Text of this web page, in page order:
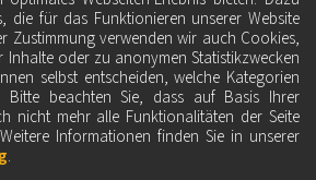
die für das Funktionieren unserer Website
Zustimmung verwenden wir auch Cookies,
Inhalte oder zu anonymen Statistikzwecken
selbst entscheiden, welche Kategorien
Bitte beachten Sie, dass auf Basis Ihrer
nicht mehr alle Funktionalitäten der Seite
Informationen finden Sie in unserer
.